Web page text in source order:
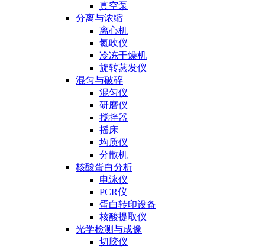
真空泵
分离与浓缩
离心机
氮吹仪
冷冻干燥机
旋转蒸发仪
混匀与破碎
混匀仪
研磨仪
搅拌器
摇床
均质仪
分散机
核酸蛋白分析
电泳仪
PCR仪
蛋白转印设备
核酸提取仪
光学检测与成像
切胶仪